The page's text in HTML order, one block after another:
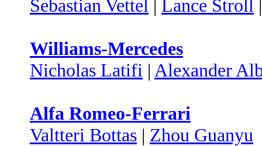
Sebastian Vettel | Lance Stroll
Williams-Mercedes
Nicholas Latifi | Alexander
Alfa Romeo-Ferrari
Valtteri Bottas | Zhou Guanyu